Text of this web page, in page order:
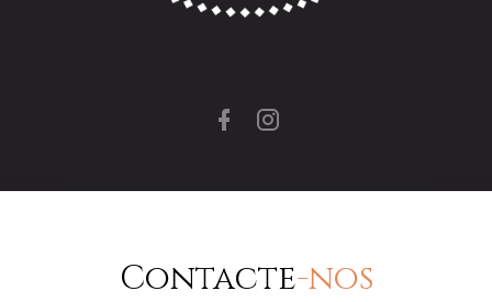
Contacte-nos